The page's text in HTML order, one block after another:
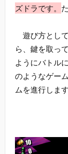
ズドラです。
遊び方とし
ら、鍵を取っ
ようにバトル
のようなゲー
ムを進行します